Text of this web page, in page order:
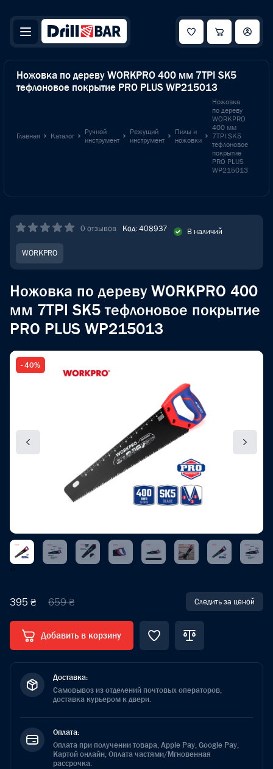
Ножовка по дереву WORKPRO 400 мм 7TPI SK5
тефлоновое покрытие PRO PLUS WP215013
Главная Каталог
Ручной
инструмент
Режущий
инструмент
Пилы и
ножовки
Ножовка
по дереву
WORKPRO
400 мм
7TPI SK5
тефлоновое
покрытие
PRO PLUS
WP215013
0 отзывов Код: 408937 В наличий
WORKPRO
Ножовка по дереву WORKPRO 400
мм 7TPI SK5 тефлоновое покрытие
PRO PLUS WP215013
- 40%
‹›
395 ₴ 659 ₴ Следить за ценой
Добавить в корзину
Доставка:
Самовывоз из отделений почтовых операторов,
доставка курьером к двери.
Оплата:
Оплата при получении товара, Apple Pay, Google Pay,
Картой онлайн, Оплата частями/Мгновенная
рассрочка.